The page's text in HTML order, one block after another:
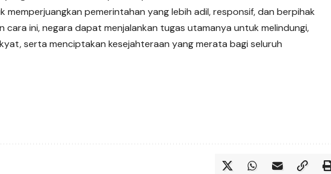
memperjuangkan pemerintahan yang lebih adil, responsif, dan berpihak
cara ini, negara dapat menjalankan tugas utamanya untuk melindungi,
serta menciptakan kesejahteraan yang merata bagi seluruh